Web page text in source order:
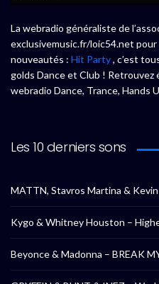
La webradio généraliste de
exclusivemusic.fr/loic54.net
nouveautés : Hit Party, c’est
golds Dance et Club ! Retrouvez
webradio Dance, Trance, Hands
Les 10 derniers sons
MATTN, Stavros Martina & Kevin
Kygo & Whitney Houston –
Beyonce & Madonna – BREAK